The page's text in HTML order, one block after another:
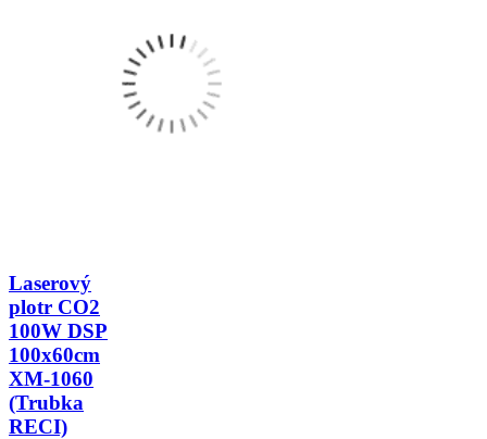
Laserový
plotr CO2
100W DSP
100x60cm
XM-1060
(Trubka
RECI)